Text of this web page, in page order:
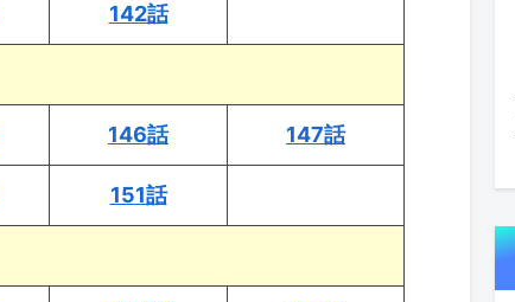
142話
146話 147話
151話